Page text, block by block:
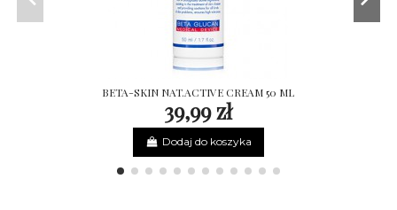
BETA-SKIN NAT.ACTIVE CREAM 50 ML
39,99 zł
Dodaj do koszyka